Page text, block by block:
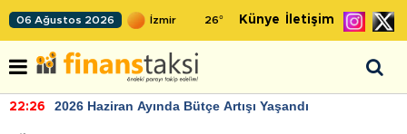
06 Ağustos 2026 26° Künye İletişim
22:26 2026 Haziran Ayında Bütçe Artışı Yaşandı